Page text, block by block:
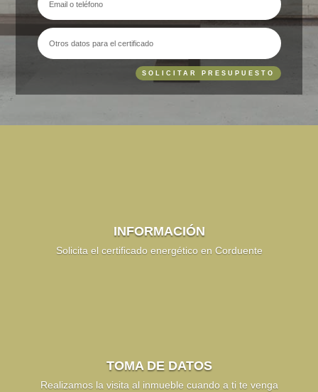
SOLICITAR PRESUPUESTO
INFORMACIÓN
Solicita el certificado energético en Corduente
TOMA DE DATOS
Realizamos la visita al inmueble cuando a ti te venga